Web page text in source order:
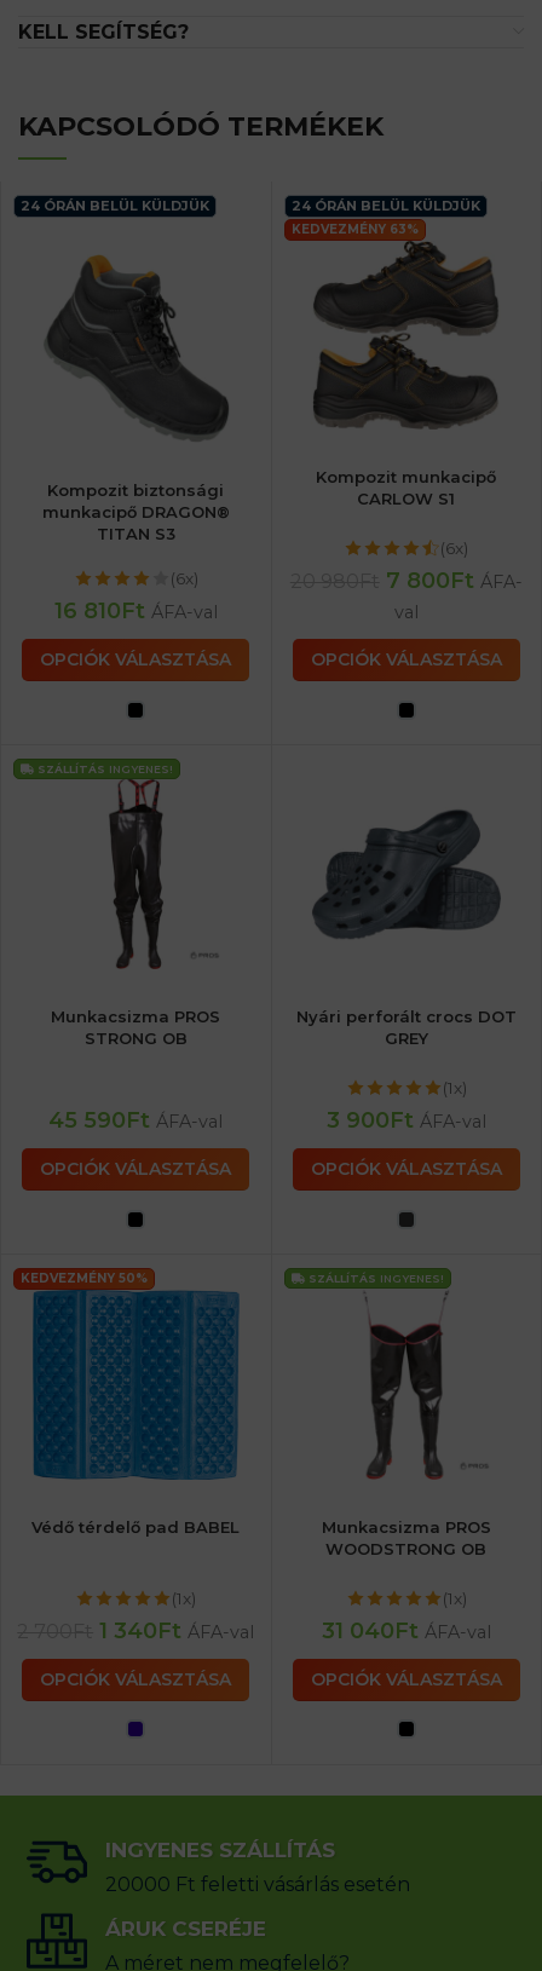
KELL SEGÍTSÉG?
KAPCSOLÓDÓ TERMÉKEK
24 ÓRÁN BELÜL KÜLDJÜK
Kompozit biztonsági
munkacipő DRAGON®
TITAN S3
(6x)
16 810Ft ÁFA-val
OPCIÓK VÁLASZTÁSA
24 ÓRÁN BELÜL KÜLDJÜK
KEDVEZMÉNY 63%
Kompozit munkacipő
CARLOW S1
(6x)
7 800Ft ÁFA-
val
OPCIÓK VÁLASZTÁSA
SZÁLLÍTÁS INGYENES!
Munkacsizma PROS
STRONG OB
45 590Ft ÁFA-val
OPCIÓK VÁLASZTÁSA
Nyári perforált crocs DOT
GREY
(1x)
3 900Ft ÁFA-val
OPCIÓK VÁLASZTÁSA
KEDVEZMÉNY 50%
Védő térdelő pad BABEL
(1x)
1 340Ft ÁFA-val
OPCIÓK VÁLASZTÁSA
SZÁLLÍTÁS INGYENES!
Munkacsizma PROS
WOODSTRONG OB
(1x)
31 040Ft ÁFA-val
OPCIÓK VÁLASZTÁSA
INGYENES SZÁLLÍTÁS
20000 Ft feletti vásárlás esetén
ÁRUK CSERÉJE
A méret nem megfelelő?